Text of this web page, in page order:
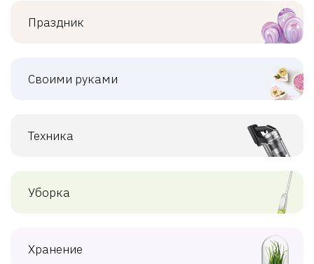
Праздник
Своими руками
Техника
Уборка
Хранение